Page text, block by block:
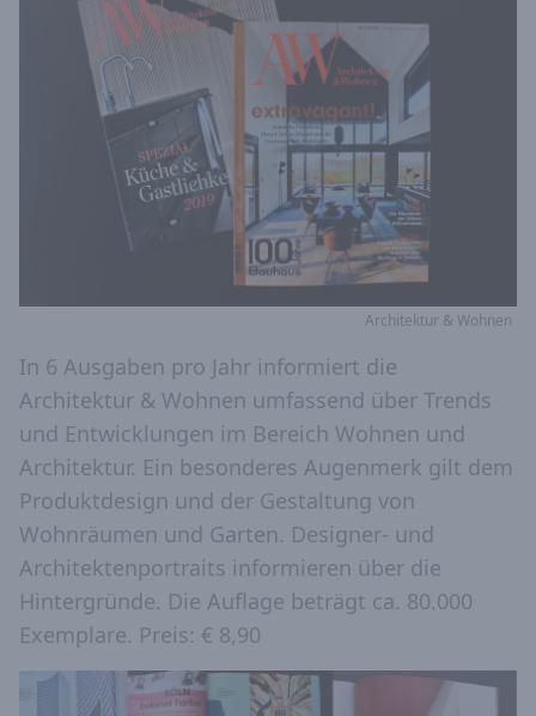
Architektur & Wohnen
In 6 Ausgaben pro Jahr informiert die
Architektur & Wohnen umfassend über Trends
und Entwicklungen im Bereich Wohnen und
Architektur. Ein besonderes Augenmerk gilt dem
Produktdesign und der Gestaltung von
Wohnräumen und Garten. Designer- und
Architektenportraits informieren über die
Hintergründe. Die Auflage beträgt ca. 80.000
Exemplare. Preis: € 8,90